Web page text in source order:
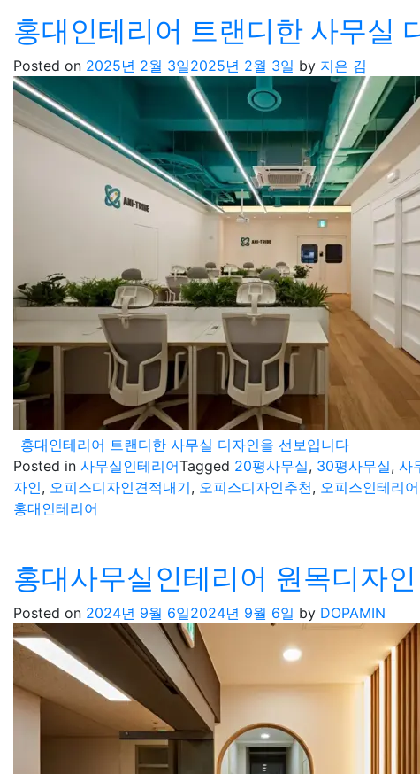
홍대인테리어 트랜디한 사무실
Posted on 2025년 2월 3일2025년 2월 3일 by 지은 김
홍대인테리어 트랜디한 사무실 디자인을 선보입니다
Posted in 사무실인테리어Tagged 20평사무실, 30평사무실, 사
자인, 오피스디자인견적내기, 오피스디자인추천, 오피스인테리어
홍대인테리어
홍대사무실인테리어 원목디자
Posted on 2024년 9월 6일2024년 9월 6일 by DOPAMIN